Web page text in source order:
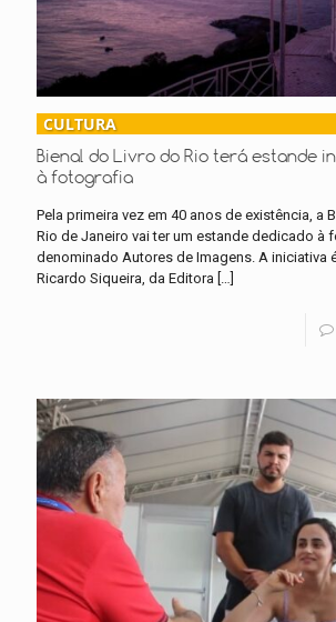
CULTURA
Bienal do Livro do Rio terá estande
à fotografia
Pela primeira vez em 40 anos de existência, a
Rio de Janeiro vai ter um estande dedicado à
denominado Autores de Imagens. A iniciativa
Ricardo Siqueira, da Editora […]